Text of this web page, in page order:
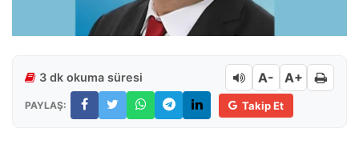
3 dk okuma süresi A- A+
PAYLAŞ: Takip Et